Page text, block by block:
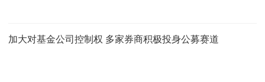
加大对基金公司控制权 多家券商积极投身公募赛道